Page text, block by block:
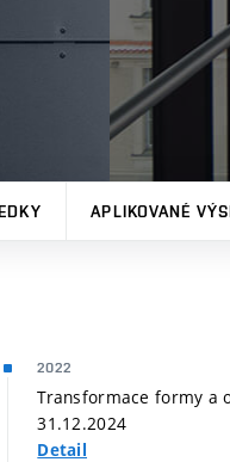
APLIKOVANÉ
2022
Transformace formy a
31.12.2024
Detail